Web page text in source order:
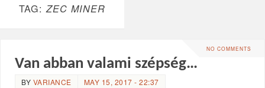
TAG:ZEC MINER
NO COMMENTS
Van abban valami szépség…
BY VARIANCE
MAY 15, 2017 - 22:37